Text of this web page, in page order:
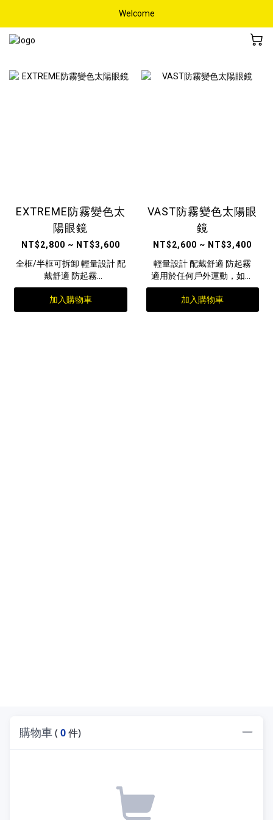
Welcome
EXTREME防霧變色太
陽眼鏡
NT$2,800 ~ NT$3,600
全框/半框可拆卸 輕量設計 配
戴舒適 防起霧
適用於任何戶外運動，如跑
步、騎自行車、登山等
男女適用
加入購物車
VAST防霧變色太陽眼
鏡
NT$2,600 ~ NT$3,400
輕量設計 配戴舒適 防起霧
適用於任何戶外運動，如跑
步、騎自行車、登山等
男女適用
加入購物車
購物車( 0件)